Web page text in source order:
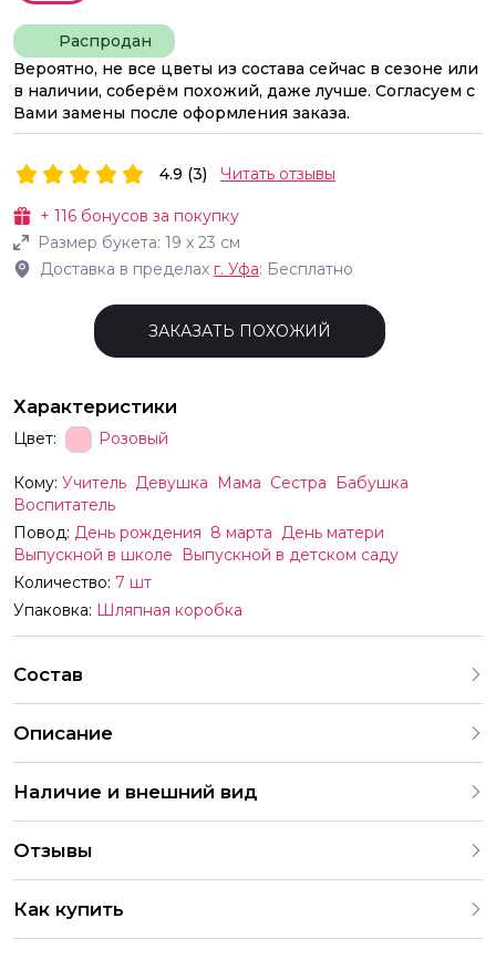
Распродан
Вероятно, не все цветы из состава сейчас в сезоне или
в наличии, соберём похожий, даже лучше. Согласуем с
Вами замены после оформления заказа.
+ 116 бонусов за покупку
Размер букета: 19 х 23 см
Доставка в пределах г. Уфа: Бесплатно
4.9 (3) Читать отзывы
ЗАКАЗАТЬ ПОХОЖИЙ
Характеристики
Цвет: Розовый
Кому: Учитель Девушка Мама Сестра
Бабушка
Воспитатель
Повод: День рождения 8 марта День матери
Выпускной в школе
Выпускной в детском саду
Количество: 7 шт
Упаковка: Шляпная коробка
Состав
Описание
Наличие и внешний вид
это живые организмы. На нашем сайте вы найдете
разнообразные варианты оформления букетов. В случае
отсутствия определенного цветка в хорошем качестве
или вне сезона, мы можем предложить аналогичные
замены. Все букеты согласовываются с клиентом перед
Отзывы
4.9 286 Оценок
Как купить